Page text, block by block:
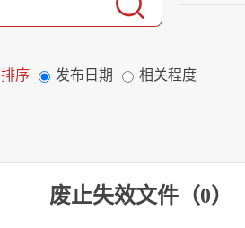
排序 发布日期 相关程度
废止失效文件 （0）